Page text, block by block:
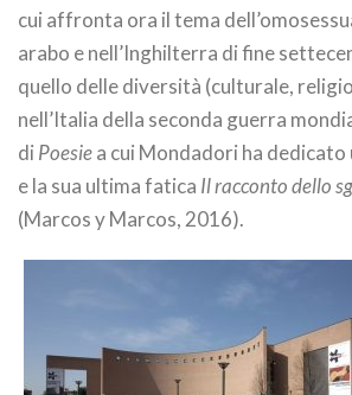
cui affronta ora il tema
arabo e nell’Inghilterra di fine
quello delle diversità (culturale,
nell’Italia della seconda guerra
di Poesiea cui Mondadori ha dedicato
e la sua ultima fatica Il racconto dello
(Marcos y Marcos, 2016).